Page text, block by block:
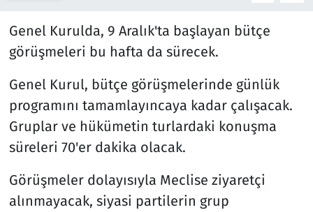
Genel Kurulda, 9 Aralık'ta başlayan bütçe
görüşmeleri bu hafta da sürecek.
Genel Kurul, bütçe görüşmelerinde günlük
programını tamamlayıncaya kadar çalışacak.
Gruplar ve hükümetin turlardaki konuşma
süreleri 70'er dakika olacak.
Görüşmeler dolayısıyla Meclise ziyaretçi
alınmayacak, siyasi partilerin grup
Spor
Teknoloji ve Bilim
Televizyon